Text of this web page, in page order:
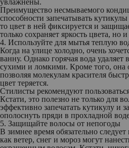
увлажнены.
Преимущество несмываемого
способности запечатывать
то цвет в ней фиксируется и
только сохраняет яркость цвета, но
4. Используйте для мытья теплую
Когда на улице холодно, очень
ванну. Однако горячая вода удаляет
сухими и ломкими. Кроме того, она
позволяя молекулам красителя
цвет теряется.
Стилисты рекомендуют
Кстати, это полезно не только для
эффективно запечатать кутикулу и
ополоснуть пряди в прохладной
5. Защищайте волосы от непогоды
В зимнее время обязательно
как ветер, снег и мороз могут